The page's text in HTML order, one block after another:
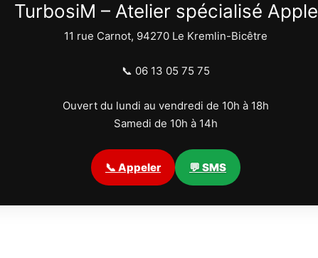
TurbosiM – Atelier spécialisé Apple
11 rue Carnot, 94270 Le Kremlin-Bicêtre
📞 06 13 05 75 75
Ouvert du lundi au vendredi de 10h à 18h
Samedi de 10h à 14h
📞 Appeler 💬 SMS